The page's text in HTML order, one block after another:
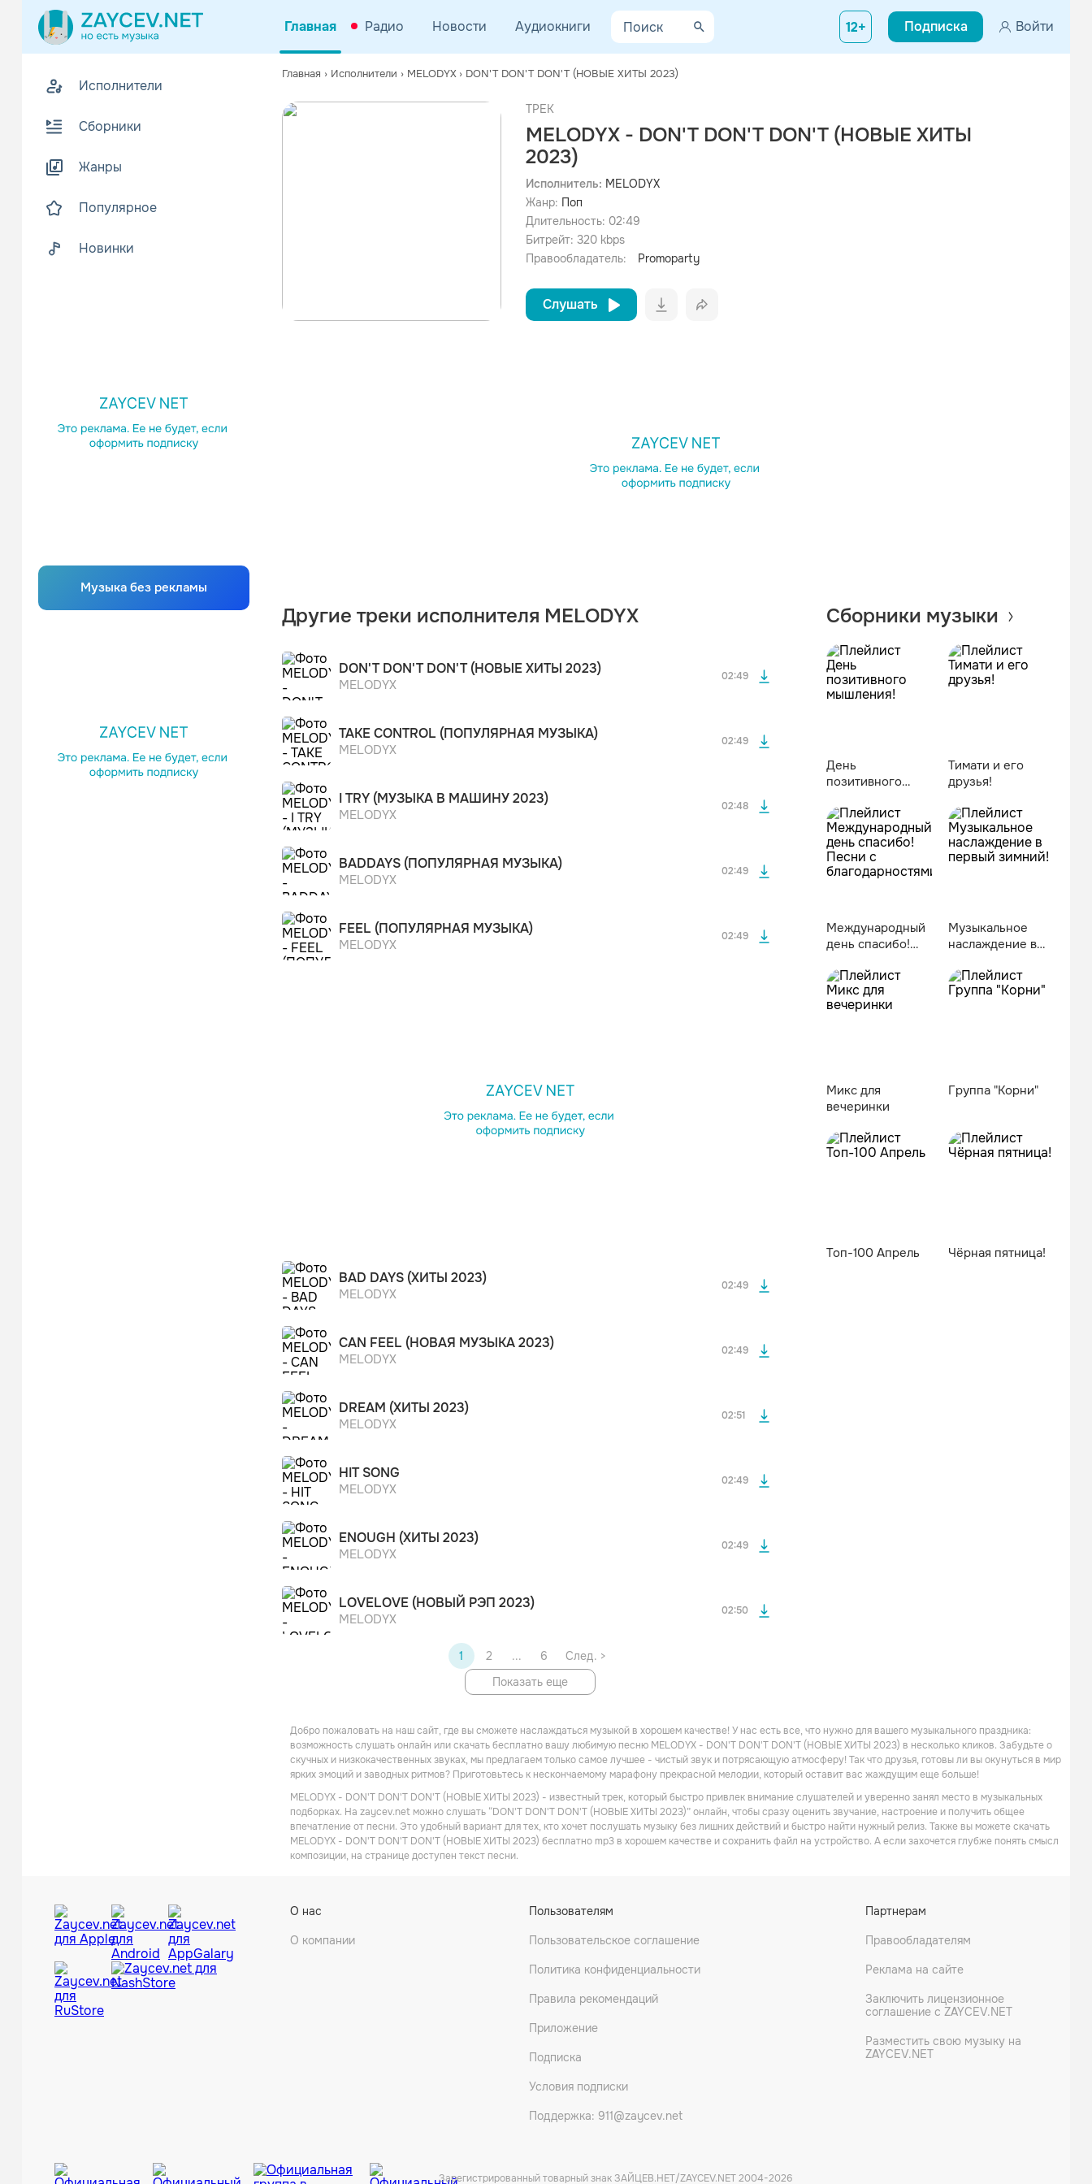
Главная Радио Новости Аудиокниги 12+ Подписка Войти
Исполнители
Сборники
Жанры
Популярное
Новинки
Музыка без рекламы
Главная › Исполнители › MELODYX › DON'T DON'T DON'T (НОВЫЕ ХИТЫ 2023)
ТРЕК
MELODYX - DON'T DON'T DON'T (НОВЫЕ ХИТЫ
2023)
Исполнитель: MELODYX
Жанр: Поп
Длительность: 02:49
Битрейт: 320 kbps
Правообладатель:
Promoparty
Слушать
просмотра рекламы
оформления подписки.
После просмотра Вы сможете скачать 3 файла без
дополнительной рекламы!
Другие треки исполнителя MELODYX
DON'T DON'T DON'T (НОВЫЕ ХИТЫ 2023)
MELODYX
02:49
TAKE CONTROL (ПОПУЛЯРНАЯ МУЗЫКА)
MELODYX
02:49
просмотра рекламы
дополнительной рекламы!
I TRY (МУЗЫКА В МАШИНУ 2023)
MELODYX
02:48
дополнительной рекламы!
BADDAYS (ПОПУЛЯРНАЯ МУЗЫКА)
MELODYX
02:49
FEEL (ПОПУЛЯРНАЯ МУЗЫКА)
MELODYX
02:49
BAD DAYS (ХИТЫ 2023)
MELODYX
02:49
CAN FEEL (НОВАЯ МУЗЫКА 2023)
MELODYX
02:49
DREAM (ХИТЫ 2023)
MELODYX
02:51
HIT SONG
MELODYX
02:49
ENOUGH (ХИТЫ 2023)
MELODYX
02:49
LOVELOVE (НОВЫЙ РЭП 2023)
MELODYX
02:50
1 2 ... 6
След. >
Показать еще
Сборники музыки
День
позитивного
Тимати и его
друзья!
Международный
день спасибо!
благодарностями!
Музыкальное
наслаждение в
Микс для
вечеринки
Группа "Корни"
Топ-100 Апрель Чёрная пятница!
Добро пожаловать на наш сайт, где вы сможете наслаждаться музыкой в хорошем качестве! У нас есть все, что нужно для вашего музыкального праздника:
возможность слушать онлайн или скачать бесплатно вашу любимую песню MELODYX - DON'T DON'T DON'T (НОВЫЕ ХИТЫ 2023) в несколько кликов. Забудьте о
скучных и низкокачественных звуках, мы предлагаем только самое лучшее - чистый звук и потрясающую атмосферу! Так что друзья, готовы ли вы окунуться в мир
ярких эмоций и заводных ритмов? Приготовьтесь к нескончаемому марафону прекрасной мелодии, который оставит вас жаждущим еще больше!
MELODYX - DON'T DON'T DON'T (НОВЫЕ ХИТЫ 2023) - известный трек, который быстро привлек внимание слушателей и уверенно занял место в музыкальных
подборках. На zaycev.net можно слушать “DON'T DON'T DON'T (НОВЫЕ ХИТЫ 2023)” онлайн, чтобы сразу оценить звучание, настроение и получить общее
впечатление от песни. Это удобный вариант для тех, кто хочет послушать музыку без лишних действий и быстро найти нужный релиз. Также вы можете скачать
MELODYX - DON'T DON'T DON'T (НОВЫЕ ХИТЫ 2023) бесплатно mp3 в хорошем качестве и сохранить файл на устройство. А если захочется глубже понять смысл
композиции, на странице доступен текст песни.
О нас
О компании
Пользователям
Пользовательское соглашение
Политика конфиденциальности
Правила рекомендаций
Приложение
Подписка
Условия подписки
Поддержка: 911@zaycev.net
Партнерам
Правообладателям
Реклама на сайте
Заключить лицензионное
соглашение с ZAYCEV.NET
Разместить свою музыку на
ZAYCEV.NET
Зарегистрированный товарный знак ЗАЙЦЕВ.НЕТ/ZAYCEV.NET 2004-2026